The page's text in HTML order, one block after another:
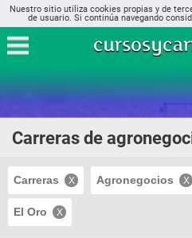
Nuestro sitio utiliza cookies propias y de
de usuario. Si continúa navegando
Carreras de
Carreras Agronegocios
El Oro